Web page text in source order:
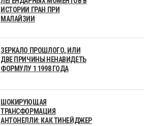
ИСТОРИИ ГРАН ПРИ
МАЛАЙЗИИ
ЗЕРКАЛО ПРОШЛОГО, ИЛИ
ДВЕ ПРИЧИНЫ НЕНАВИДЕТЬ
ФОРМУЛУ 1 1998 ГОДА
ШОКИРУЮЩАЯ
ТРАНСФОРМАЦИЯ
АНТОНЕЛЛИ: КАК ТИНЕЙДЖЕР